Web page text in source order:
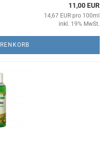
11,00 EUR
14,67 EUR pro 100ml
inkl. 19% MwSt.